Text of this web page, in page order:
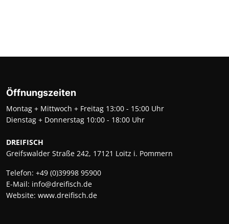
Öffnungszeiten
Montag + Mittwoch + Freitag 13:00 - 15:00 Uhr
Dienstag + Donnerstag 10:00 - 18:00 Uhr
DREIFISCH
Greifswalder Straße 242, 17121 Loitz i. Pommern
Telefon: +49 (0)39998 95900
E-Mail: info@dreifisch.de
Website: www.dreifisch.de